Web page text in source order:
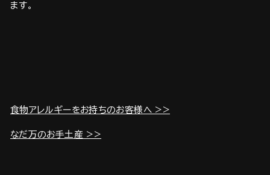
ます。
食物アレルギーをお持ちのお客様へ >>
なだ万のお手土産 >>